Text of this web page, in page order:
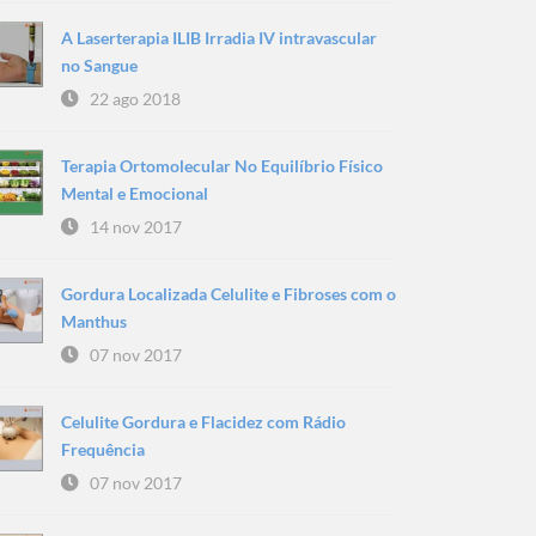
A Laserterapia ILIB Irradia IV intravascular
no Sangue
22 ago 2018
Terapia Ortomolecular No Equilíbrio Físico
Mental e Emocional
14 nov 2017
Gordura Localizada Celulite e Fibroses com o
Manthus
07 nov 2017
Celulite Gordura e Flacidez com Rádio
Frequência
07 nov 2017